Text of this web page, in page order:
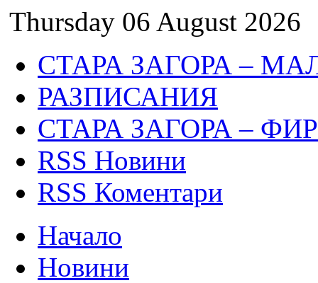
Thursday 06 August 2026
СТАРА ЗАГОРА –
РАЗПИСАНИЯ
СТАРА ЗАГОРА –
RSS Новини
RSS Коментари
Начало
Новини